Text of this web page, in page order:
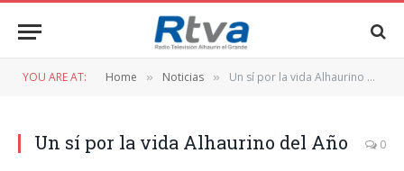
YOU ARE AT: Home » Noticias » Un sí por la vida Alhaurino del Año
Un sí por la vida Alhaurino del Año 0